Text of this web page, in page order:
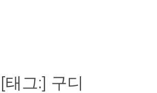
[태그:] 구디